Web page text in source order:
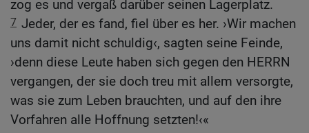
zog es und vergaß darüber seinen Lagerplatz.
7 Jeder, der es fand, fiel über es her. ›Wir machen
uns damit nicht schuldig‹, sagten seine Feinde,
›denn diese Leute haben sich gegen den HERRN
vergangen, der sie doch treu mit allem versorgte,
was sie zum Leben brauchten, und auf den ihre
Vorfahren alle Hoffnung setzten!‹«